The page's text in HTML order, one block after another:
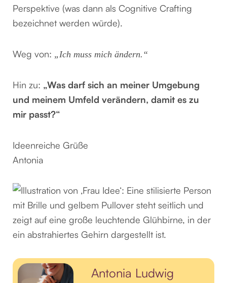
Perspektive (was dann als Cognitive Crafting
bezeichnet werden würde).
Weg von: „Ich muss mich ändern.“
Hin zu: „Was darf sich an meiner Umgebung
und meinem Umfeld verändern, damit es zu
mir passt?“
Ideenreiche Grüße
Antonia
Antonia Ludwig